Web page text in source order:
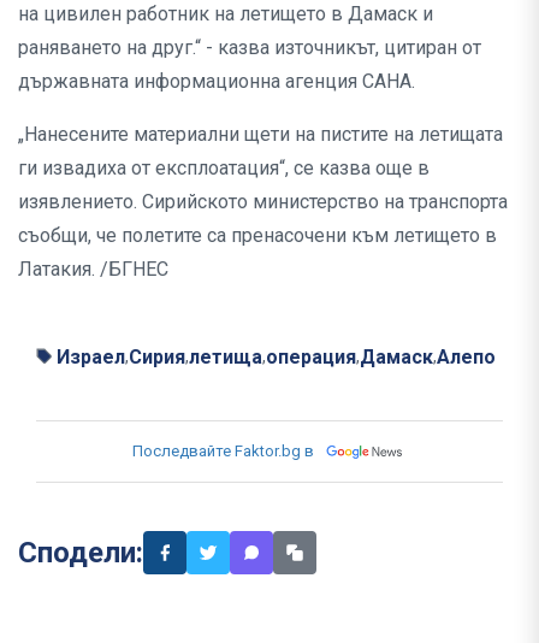
на цивилен работник на летището в Дамаск и
раняването на друг.“ - казва източникът, цитиран от
държавната информационна агенция САНА.
„Нанесените материални щети на пистите на летищата
ги извадиха от експлоатация“, се казва още в
изявлението. Сирийското министерство на транспорта
съобщи, че полетите са пренасочени към летището в
Латакия. /БГНЕС
Израел,Сирия,летища,операция,Дамаск,Алепо
Последвайте Faktor.bg в
Сподели: